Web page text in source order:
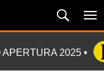
APERTURA 2025